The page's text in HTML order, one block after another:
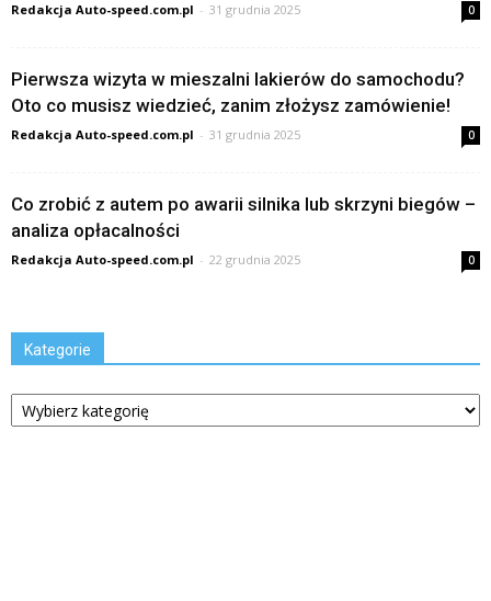
Redakcja Auto-speed.com.pl - 31 grudnia 2025 0
Pierwsza wizyta w mieszalni lakierów do samochodu?
Oto co musisz wiedzieć, zanim złożysz zamówienie!
Redakcja Auto-speed.com.pl - 31 grudnia 2025 0
Co zrobić z autem po awarii silnika lub skrzyni biegów –
analiza opłacalności
Redakcja Auto-speed.com.pl - 22 grudnia 2025 0
Kategorie
Kategorie